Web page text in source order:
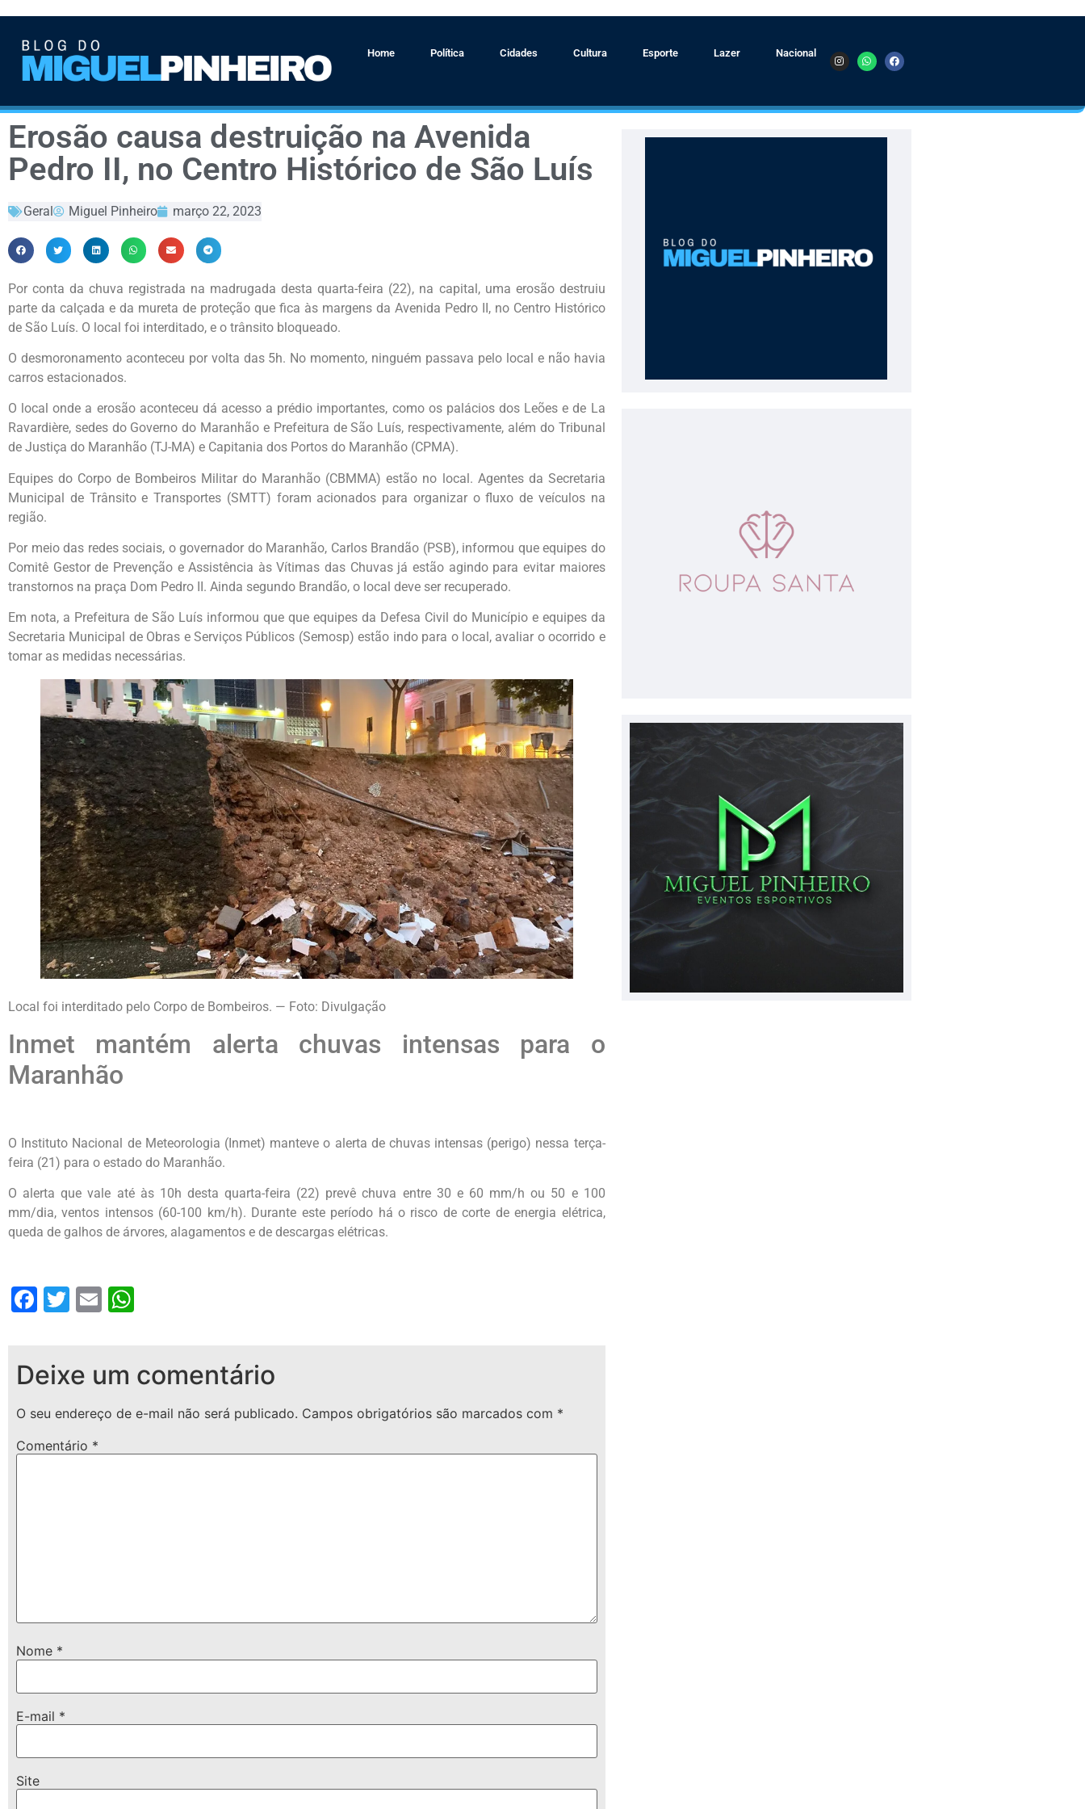
Home Política Cidades Cultura Esporte Lazer Nacional
Erosão causa destruição na Avenida
Pedro II, no Centro Histórico de São Luís
Geral Miguel Pinheiro março 22, 2023
Por conta da chuva registrada na madrugada desta quarta-feira (22), na capital, uma erosão destruiu
parte da calçada e da mureta de proteção que fica às margens da Avenida Pedro II, no Centro Histórico
de São Luís. O local foi interditado, e o trânsito bloqueado.
O desmoronamento aconteceu por volta das 5h. No momento, ninguém passava pelo local e não havia
carros estacionados.
O local onde a erosão aconteceu dá acesso a prédio importantes, como os palácios dos Leões e de La
Ravardière, sedes do Governo do Maranhão e Prefeitura de São Luís, respectivamente, além do Tribunal
de Justiça do Maranhão (TJ-MA) e Capitania dos Portos do Maranhão (CPMA).
Equipes do Corpo de Bombeiros Militar do Maranhão (CBMMA) estão no local. Agentes da Secretaria
Municipal de Trânsito e Transportes (SMTT) foram acionados para organizar o fluxo de veículos na
região.
Por meio das redes sociais, o governador do Maranhão, Carlos Brandão (PSB), informou que equipes do
Comitê Gestor de Prevenção e Assistência às Vítimas das Chuvas já estão agindo para evitar maiores
transtornos na praça Dom Pedro II. Ainda segundo Brandão, o local deve ser recuperado.
Em nota, a Prefeitura de São Luís informou que que equipes da Defesa Civil do Município e equipes da
Secretaria Municipal de Obras e Serviços Públicos (Semosp) estão indo para o local, avaliar o ocorrido e
tomar as medidas necessárias.
Local foi interditado pelo Corpo de Bombeiros. — Foto: Divulgação
Inmet mantém alerta chuvas intensas para o
Maranhão
O Instituto Nacional de Meteorologia (Inmet) manteve o alerta de chuvas intensas (perigo) nessa terça-
feira (21) para o estado do Maranhão.
O alerta que vale até às 10h desta quarta-feira (22) prevê chuva entre 30 e 60 mm/h ou 50 e 100
mm/dia, ventos intensos (60-100 km/h). Durante este período há o risco de corte de energia elétrica,
queda de galhos de árvores, alagamentos e de descargas elétricas.
Facebook
Twitter
Email
Deixe um comentário
O seu endereço de e-mail não será publicado. Campos obrigatórios são marcados com *
Comentário *
Nome *
E-mail *
Site